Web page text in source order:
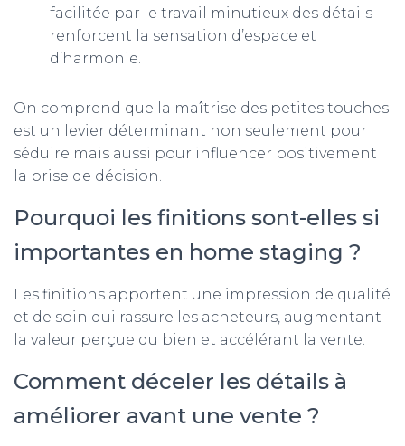
facilitée par le travail minutieux des détails
renforcent la sensation d’espace et
d’harmonie.
On comprend que la maîtrise des petites touches
est un levier déterminant non seulement pour
séduire mais aussi pour influencer positivement
la prise de décision.
Pourquoi les finitions sont-elles si
importantes en home staging ?
Les finitions apportent une impression de qualité
et de soin qui rassure les acheteurs, augmentant
la valeur perçue du bien et accélérant la vente.
Comment déceler les détails à
améliorer avant une vente ?